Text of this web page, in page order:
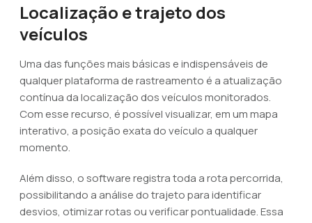
Localização e trajeto dos
veículos
Uma das funções mais básicas e indispensáveis de
qualquer plataforma de rastreamento é a atualização
contínua da localização dos veículos monitorados.
Com esse recurso, é possível visualizar, em um mapa
interativo, a posição exata do veículo a qualquer
momento.
Além disso, o software registra toda a rota percorrida,
possibilitando a análise do trajeto para identificar
desvios, otimizar rotas ou verificar pontualidade. Essa